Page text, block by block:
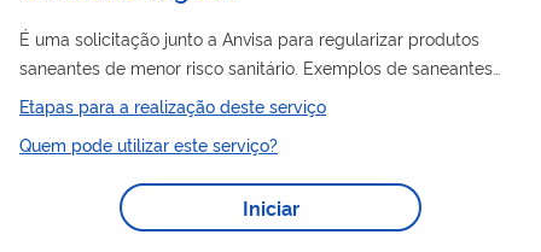
É uma solicitação junto a Anvisa para regularizar produtos
saneantes de menor risco sanitário. Exemplos de saneantes
isentos deregistro: • detergentes e limpadores de uso geral;
desengraxantes; • lava louças; • odorizantes, neutralizadores de
odores • produtos para tratamento de piscinas
Etapas para a realização deste serviço
Quem pode utilizar este serviço?
Iniciar